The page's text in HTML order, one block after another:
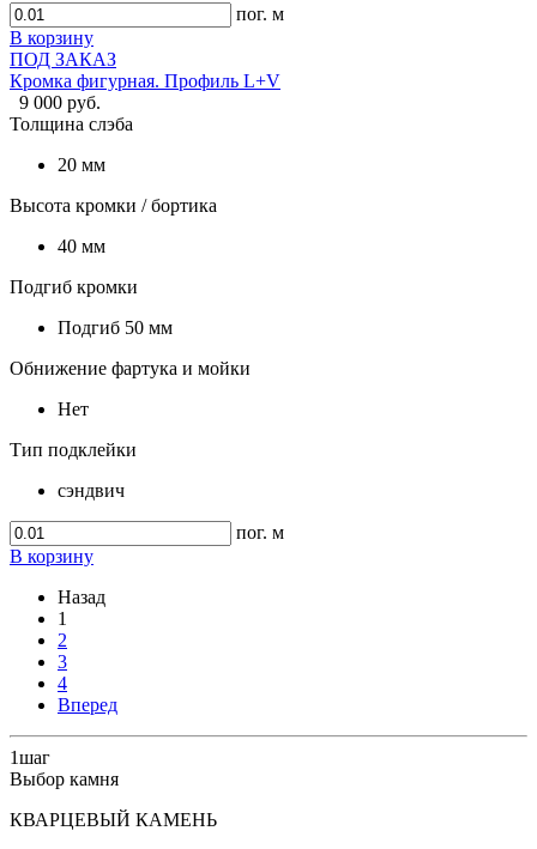
пог. м
В корзину
ПОД ЗАКАЗ
Кромка фигурная. Профиль L+V
9 000 руб.
Толщина слэба
20 мм
Высота кромки / бортика
40 мм
Подгиб кромки
Подгиб 50 мм
Обнижение фартука и мойки
Нет
Тип подклейки
сэндвич
пог. м
В корзину
Назад
1
2
3
4
Вперед
1шаг
Выбор камня
КВАРЦЕВЫЙ КАМЕНЬ